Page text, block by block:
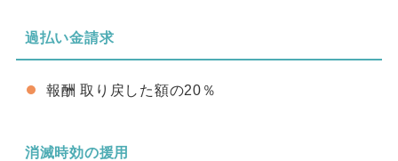
過払い金請求
報酬 取り戻した額の20％
消滅時効の援用